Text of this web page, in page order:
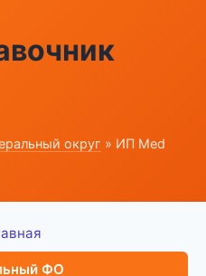
округ » ИП Med
ФО